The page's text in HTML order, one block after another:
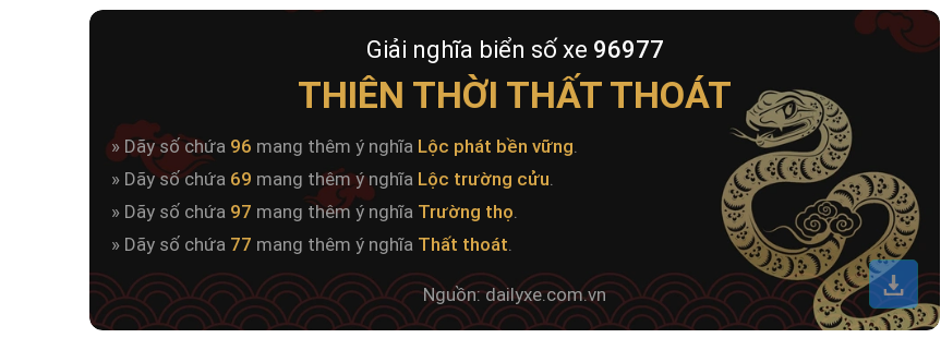
Giải nghĩa biển số xe 96977
THIÊN THỜI THẤT THOÁT
» Dãy số chứa 96 mang thêm ý nghĩa Lộc phát bền vững.
» Dãy số chứa 69 mang thêm ý nghĩa Lộc trường cửu.
» Dãy số chứa 97 mang thêm ý nghĩa Trường thọ.
» Dãy số chứa 77 mang thêm ý nghĩa Thất thoát.
Nguồn: dailyxe.com.vn